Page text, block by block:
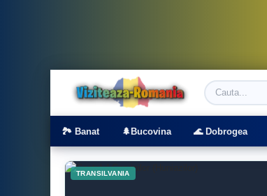
Viziteaza Romania | Obiective
🏞️ Banat 🌲Bucovina 🌊 Dobrogea
TRANSILVANIA